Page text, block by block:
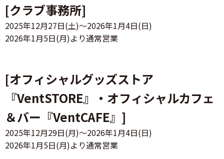
[クラブ事務所]
2025年12月27日(土)～2026年1月4日(日)
2026年1月5日(月)より通常営業
[オフィシャルグッズストア
『VentSTORE』・オフィシャルカフェ
＆バー『VentCAFE』]
2025年12月29日(月)～2026年1月4日(日)
2026年1月5日(月)より通常営業